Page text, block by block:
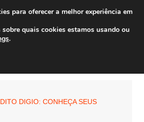
DIGIO: CONHEÇA SEUS
para oferecer a melhor experiência em
sobre quais cookies estamos usando ou
.